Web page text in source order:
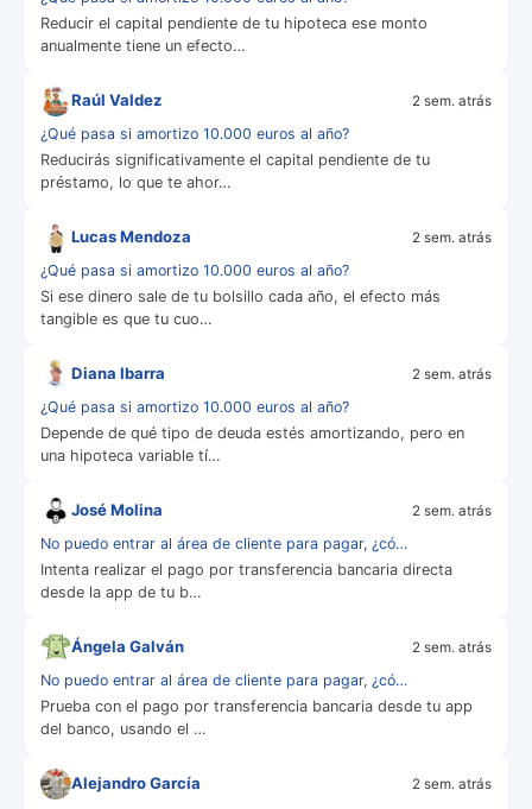
Reducir el capital pendiente de tu hipoteca ese monto
anualmente tiene un efecto…
Raúl Valdez 2 sem. atrás
¿Qué pasa si amortizo 10.000 euros al año?
Reducirás significativamente el capital pendiente de tu
préstamo, lo que te ahor…
Lucas Mendoza 2 sem. atrás
¿Qué pasa si amortizo 10.000 euros al año?
Si ese dinero sale de tu bolsillo cada año, el efecto más
tangible es que tu cuo…
Diana Ibarra 2 sem. atrás
¿Qué pasa si amortizo 10.000 euros al año?
Depende de qué tipo de deuda estés amortizando, pero en
una hipoteca variable tí…
José Molina 2 sem. atrás
No puedo entrar al área de cliente para pagar, ¿có…
Intenta realizar el pago por transferencia bancaria directa
desde la app de tu b…
Ángela Galván 2 sem. atrás
No puedo entrar al área de cliente para pagar, ¿có…
Prueba con el pago por transferencia bancaria desde tu app
del banco, usando el …
Alejandro García 2 sem. atrás